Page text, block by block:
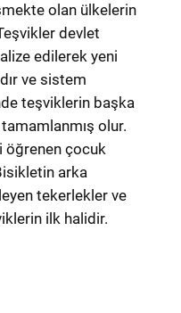
olan ülkelerin
devlet
edilerek yeni
ve sistem
teşviklerin başka
olur.
öğrenen çocuk
arka
tekerlekler ve
ilk halidir.